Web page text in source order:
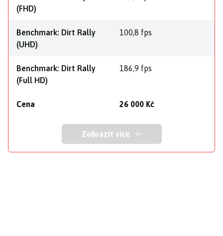
(FHD)
Benchmark: Dirt Rally
(UHD)
100,8 fps
Benchmark: Dirt Rally
(Full HD)
186,9 fps
Cena 26 000 Kč
Zobrazit více